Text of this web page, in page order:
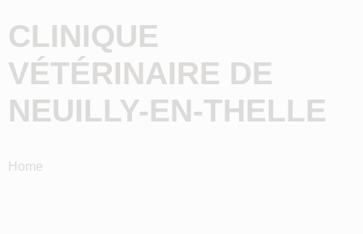
CLINIQUE
VÉTÉRINAIRE DE
NEUILLY-EN-THELLE
Home